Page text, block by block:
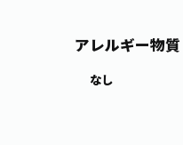
アレルギー物質
なし